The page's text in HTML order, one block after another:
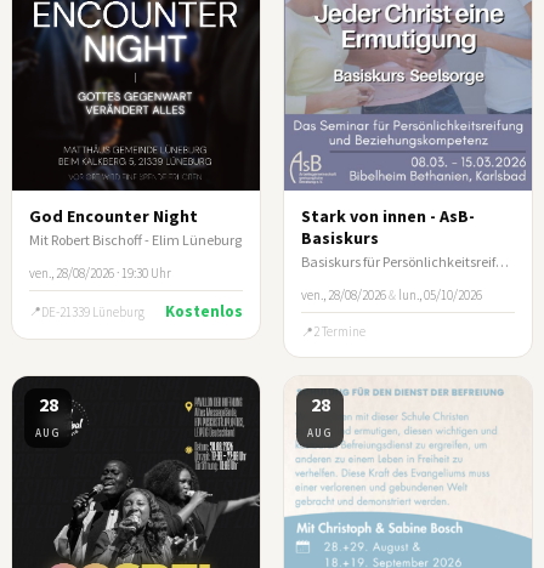
God Encounter Night
Mit Robert Bischoff - Elim Lüneburg
ven., 28/08/2026 · 19:30 Uhr
DE-21339 Lüneburg Kostenlos
Stark von innen - AsB-
Basiskurs
Basiskurs für Persönlichkeitsreifung und Beziehungskompetenz
ven., 28/08/2026& lun., 05/10/2026
2 Termine
28
AUG
28
AUG